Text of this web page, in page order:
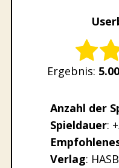
Rate this item:
SUBMIT
Ergebnis: 5.00
Anzahl der
Spieldauer:
Verlag: